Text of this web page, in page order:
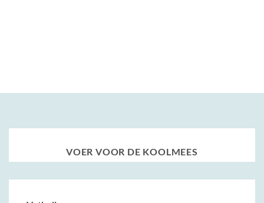
VOER VOOR DE KOOLMEES